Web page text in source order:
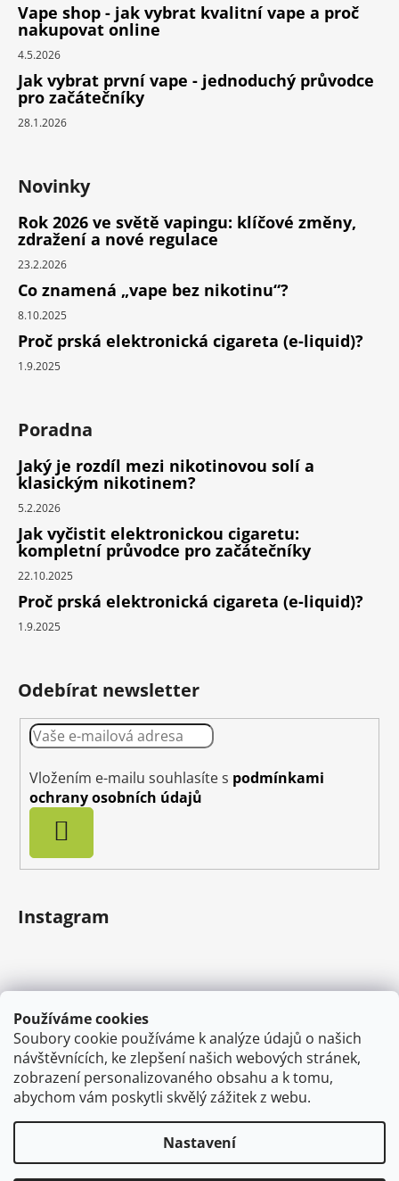
Používáme cookies
Soubory cookie používáme k analýze údajů o našich
návštěvnících, ke zlepšení našich webových stránek,
zobrazení personalizovaného obsahu a k tomu,
abychom vám poskytli skvělý zážitek z webu.
Nastavení
Vape shop - jak vybrat kvalitní vape a proč
nakupovat online
4.5.2026
Jak vybrat první vape - jednoduchý průvodce
pro začátečníky
28.1.2026
Novinky
Rok 2026 ve světě vapingu: klíčové změny,
zdražení a nové regulace
23.2.2026
Co znamená „vape bez nikotinu“?
8.10.2025
Proč prská elektronická cigareta (e-liquid)?
1.9.2025
Poradna
Jaký je rozdíl mezi nikotinovou solí a
klasickým nikotinem?
5.2.2026
Jak vyčistit elektronickou cigaretu:
kompletní průvodce pro začátečníky
22.10.2025
Proč prská elektronická cigareta (e-liquid)?
1.9.2025
Odebírat newsletter
Vložením e-mailu souhlasíte s podmínkami
ochrany osobních údajů
SE
Instagram
Sledovat na Instagramu